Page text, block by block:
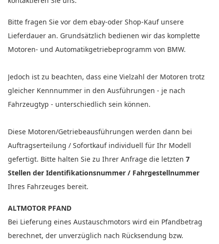
Bitte fragen Sie vor dem ebay-oder Shop-Kauf unsere
Lieferdauer an. Grundsätzlich bedienen wir das komplette
Motoren- und Automatikgetriebeprogramm von BMW.
Jedoch ist zu beachten, dass eine Vielzahl der Motoren trotz
gleicher Kennnummer in den Ausführungen - je nach
Fahrzeugtyp - unterschiedlich sein können.
Diese Motoren/Getriebeausführungen werden dann bei
Auftragserteilung / Sofortkauf individuell für Ihr Modell
gefertigt. Bitte halten Sie zu Ihrer Anfrage die letzten 7
Stellen der Identifikationsnummer / Fahrgestellnummer
Ihres Fahrzeuges bereit.
ALTMOTOR PFAND
Bei Lieferung eines Austauschmotors wird ein Pfandbetrag
berechnet, der unverzüglich nach Rücksendung bzw.